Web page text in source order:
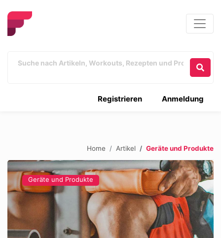
Anmeldung
Registrieren
Home Artikel Geräte und Produkte
Geräte und Produkte